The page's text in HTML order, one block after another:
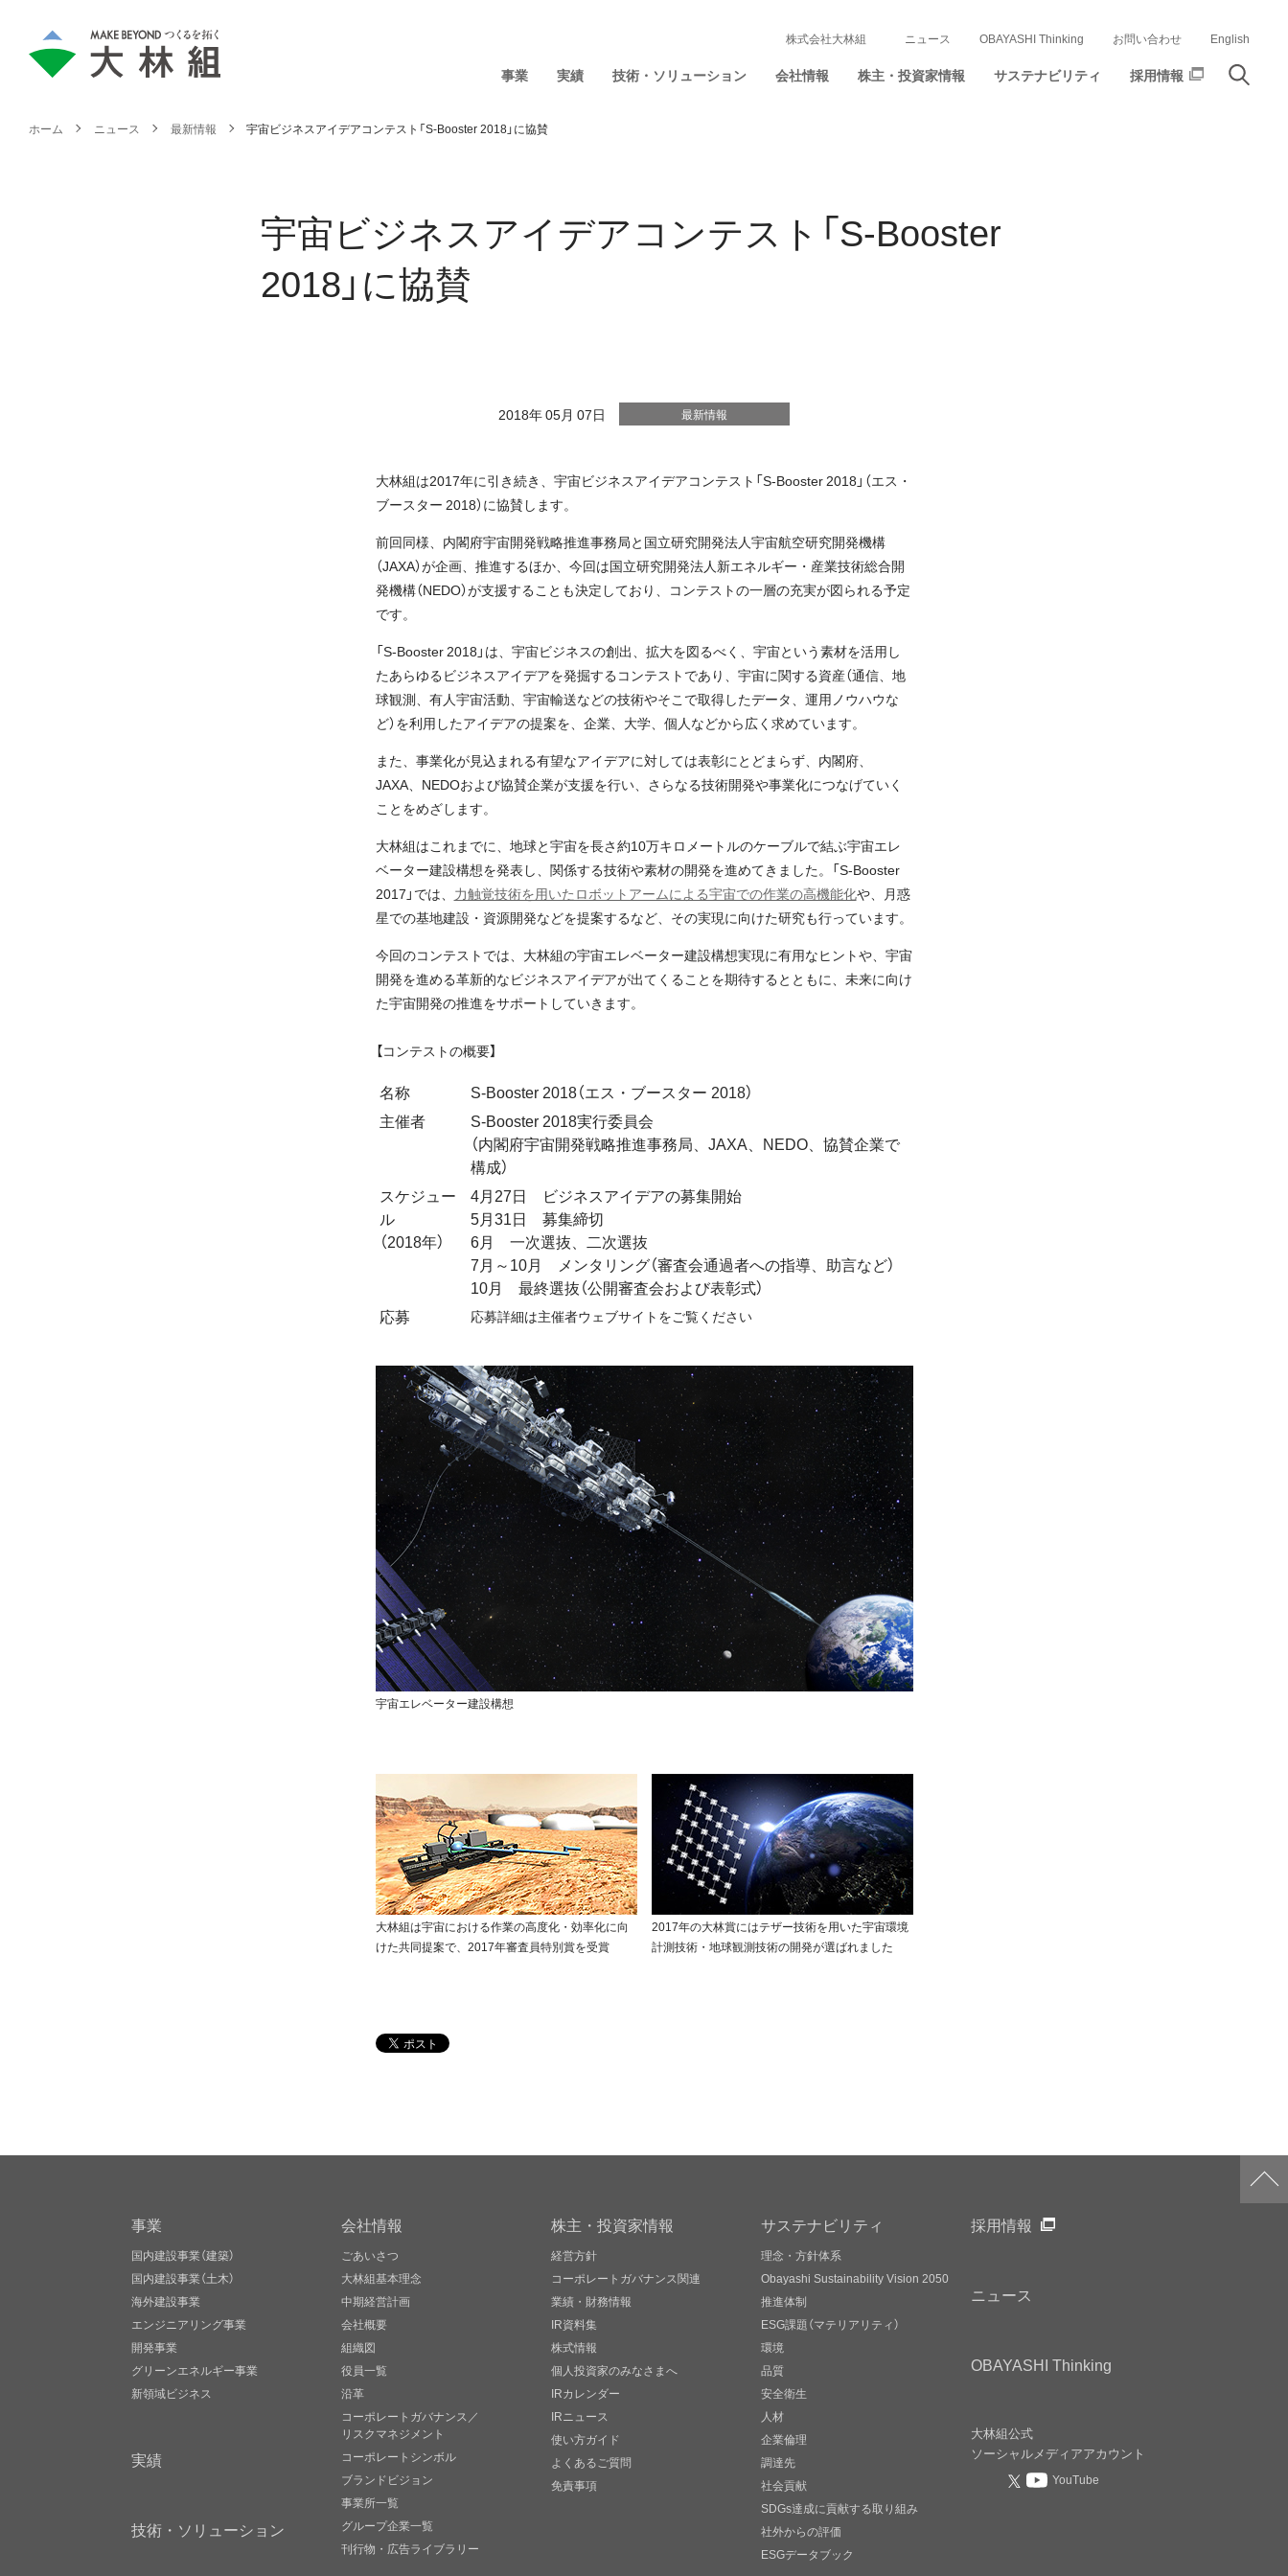
事業 実績 技術・ソリューション 会社情報 株主・投資家情報 サステナビリティ 採用情報
株式会社大林組 ニュース OBAYASHI Thinking お問い合わせ English
ホーム ニュース 最新情報 宇宙ビジネスアイデアコンテスト「S-Booster 2018」に協賛
宇宙ビジネスアイデアコンテスト「S-Booster
2018」に協賛
2018年 05月 07日 最新情報
大林組は2017年に引き続き、宇宙ビジネスアイデアコンテスト「S-Booster 2018」（エス・
ブースター 2018）に協賛します。
前回同様、内閣府宇宙開発戦略推進事務局と国立研究開発法人宇宙航空研究開発機構
（JAXA）が企画、推進するほか、今回は国立研究開発法人新エネルギー・産業技術総合開
発機構（NEDO）が支援することも決定しており、コンテストの一層の充実が図られる予定
です。
「S-Booster 2018」は、宇宙ビジネスの創出、拡大を図るべく、宇宙という素材を活用し
たあらゆるビジネスアイデアを発掘するコンテストであり、宇宙に関する資産（通信、地
球観測、有人宇宙活動、宇宙輸送などの技術やそこで取得したデータ、運用ノウハウな
ど）を利用したアイデアの提案を、企業、大学、個人などから広く求めています。
また、事業化が見込まれる有望なアイデアに対しては表彰にとどまらず、内閣府、
JAXA、NEDOおよび協賛企業が支援を行い、さらなる技術開発や事業化につなげていく
ことをめざします。
大林組はこれまでに、地球と宇宙を長さ約10万キロメートルのケーブルで結ぶ宇宙エレ
ベーター建設構想を発表し、関係する技術や素材の開発を進めてきました。「S-Booster
2017」では、 力触覚技術を用いたロボットアームによる宇宙での作業の高機能化や、月惑
星での基地建設・資源開発などを提案するなど、その実現に向けた研究も行っています。
今回のコンテストでは、大林組の宇宙エレベーター建設構想実現に有用なヒントや、宇宙
開発を進める革新的なビジネスアイデアが出てくることを期待するとともに、未来に向け
た宇宙開発の推進をサポートしていきます。
【コンテストの概要】
名称
S-Booster 2018（エス・ブースター 2018）
主催者
S-Booster 2018実行委員会
（内閣府宇宙開発戦略推進事務局、JAXA、NEDO、協賛企業で
構成）
スケジュー
ル
（2018年）
4月27日 ビジネスアイデアの募集開始
5月31日 募集締切
6月 一次選抜、二次選抜
7月～10月 メンタリング（審査会通過者への指導、助言など）
10月 最終選抜（公開審査会および表彰式）
応募
応募詳細は主催者ウェブサイトをご覧ください
宇宙エレベーター建設構想
大林組は宇宙における作業の高度化・効率化に向
けた共同提案で、2017年審査員特別賞を受賞
2017年の大林賞にはテザー技術を用いた宇宙環境
計測技術・地球観測技術の開発が選ばれました
事業
国内建設事業（建築）
国内建設事業（土木）
海外建設事業
エンジニアリング事業
開発事業
グリーンエネルギー事業
新領域ビジネス
実績
技術・ソリューション
会社情報
ごあいさつ
大林組基本理念
中期経営計画
会社概要
組織図
役員一覧
沿革
コーポレートガバナンス／
リスクマネジメント
コーポレートシンボル
ブランドビジョン
事業所一覧
グループ企業一覧
刊行物・広告ライブラリー
株主・投資家情報
経営方針
コーポレートガバナンス関連
業績・財務情報
IR資料集
株式情報
個人投資家のみなさまへ
IRカレンダー
IRニュース
使い方ガイド
よくあるご質問
免責事項
サステナビリティ
理念・方針体系
Obayashi Sustainability Vision 2050
推進体制
ESG課題（マテリアリティ）
環境
品質
安全衛生
人材
企業倫理
調達先
社会貢献
SDGs達成に貢献する取り組み
社外からの評価
ESGデータブック
採用情報
ニュース
OBAYASHI Thinking
大林組公式
ソーシャルメディアアカウント
YouTube